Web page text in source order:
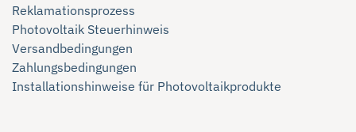
Reklamationsprozess
Photovoltaik Steuerhinweis
Versandbedingungen
Zahlungsbedingungen
Installationshinweise für Photovoltaikprodukte